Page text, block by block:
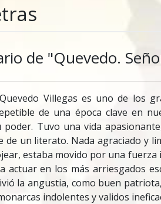
de "Quevedo.
Villegas es uno de los
de una época clave en
poder. Tuvo una vida
de un literato. Nada agraciado y
estaba movido por una
actuar en los más arriesgados
la angustia, como buen
indolentes y validos